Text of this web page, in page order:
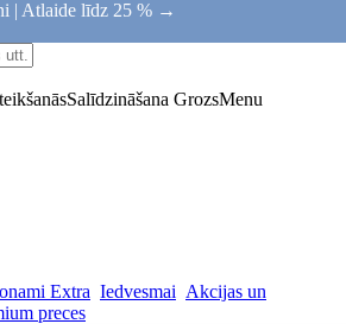
| Atlaide līdz 25 % →
Salīdzināšana GrozsMenu
Extra Iedvesmai Akcijas un
preces